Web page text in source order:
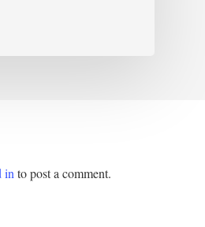
in to post a comment.